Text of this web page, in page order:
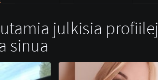
julkisia
sinua